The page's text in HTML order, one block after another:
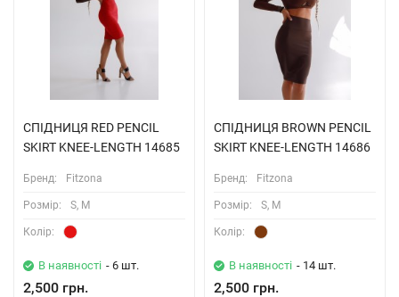
СПІДНИЦЯ RED PENCIL
SKIRT KNEE-LENGTH 14685
Бренд: Fitzona
Розмiр: S, M
Колiр:
В наявності - 6 шт.
2,500 грн.
СПІДНИЦЯ BROWN PENCIL
SKIRT KNEE-LENGTH 14686
Бренд: Fitzona
Розмiр: S, M
Колiр:
В наявності - 14 шт.
2,500 грн.